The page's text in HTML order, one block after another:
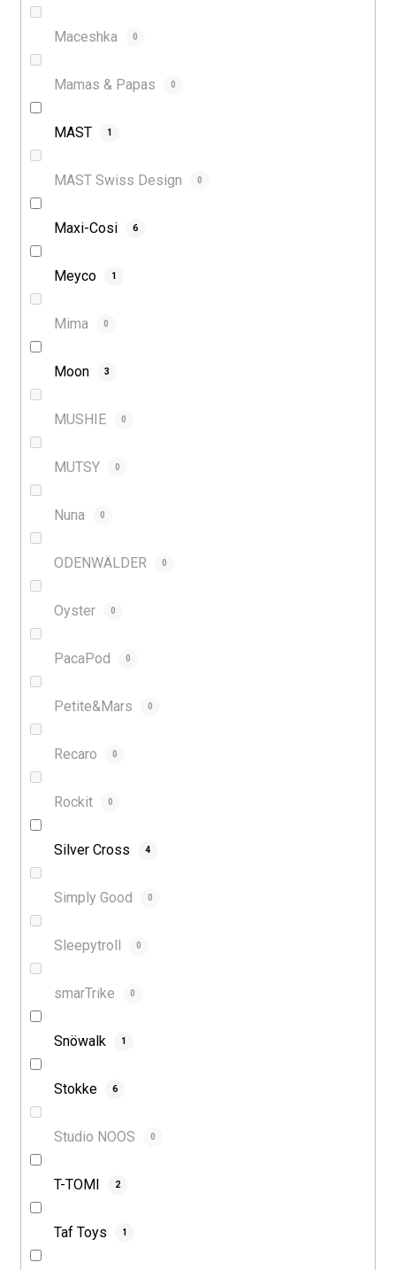
Maceshka 0
Mamas & Papas 0
MAST 1
MAST Swiss Design 0
Maxi-Cosi 6
Meyco 1
Mima 0
Moon 3
MUSHIE 0
MUTSY 0
Nuna 0
ODENWÄLDER 0
Oyster 0
PacaPod 0
Petite&Mars 0
Recaro 0
Rockit 0
Silver Cross 4
Simply Good 0
Sleepytroll 0
smarTrike 0
Snöwalk 1
Stokke 6
Studio NOOS 0
T-TOMI 2
Taf Toys 1